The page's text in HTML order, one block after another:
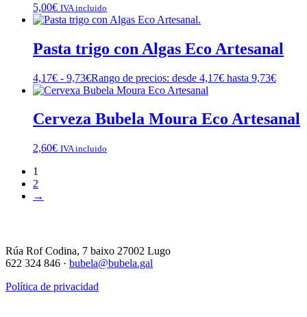
5,00€ IVA incluido
Pasta trigo con Algas Eco Artesanal
4,17€ - 9,73€Rango de precios: desde 4,17€ hasta 9,73€
Cerveza Bubela Moura Eco Artesanal
2,60€ IVA incluido
1
2
→
Rúa Rof Codina, 7 baixo 27002 Lugo
622 324 846 · bubela@bubela.gal
Política de privacidad